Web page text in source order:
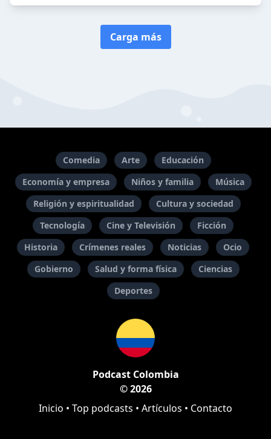
Carga más
Comedia Arte
Educación
Economía y empresa
Niños y familia
Música
Religión y espiritualidad
Cultura y sociedad
Tecnología
Cine y Televisión
Ficción
Historia
Crímenes reales Noticias
Ocio
Gobierno
Salud y forma física
Ciencias
Deportes
Podcast Colombia
© 2026
Inicio • Top podcasts • Artículos • Contacto